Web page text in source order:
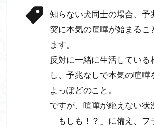
知らない犬同士の場合、予
突に本気の喧嘩が始まるこ
ます。
反対に一緒に生活している
し、予兆なしで本気の喧嘩
よっぽどのこと。
ですが、喧嘩が絶えない状
「もしも！？」に備え、フ